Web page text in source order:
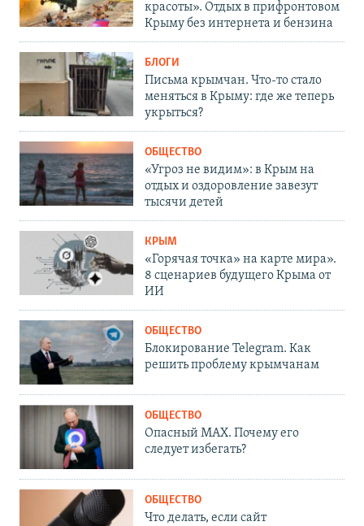
красоты». Отдых в прифронтовом
Крыму без интернета и бензина
БЛОГИ
Письма крымчан. Что-то стало
меняться в Крыму: где же теперь
укрыться?
ОБЩЕСТВО
«Угроз не видим»: в Крым на
отдых и оздоровление завезут
тысячи детей
КРЫМ
«Горячая точка» на карте мира».
8 сценариев будущего Крыма от
ИИ
ОБЩЕСТВО
Блокирование Telegram. Как
решить проблему крымчанам
ОБЩЕСТВО
Опасный MAX. Почему его
следует избегать?
ОБЩЕСТВО
Что делать, если сайт